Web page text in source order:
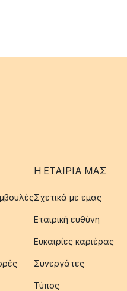
Η ΕΤΑΊΡΙΑ ΜΑΣ
Σχετικά με εμας
Εταιρική ευθύνη
Ευκαιρίες καριέρας
Συνεργάτες
Τύπος